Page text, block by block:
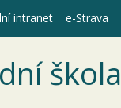
škola
intranet e-Strava